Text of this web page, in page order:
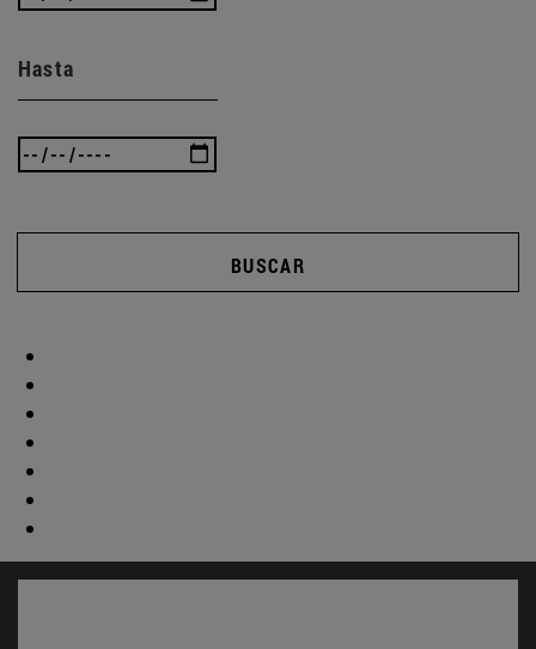
Hasta
BUSCAR